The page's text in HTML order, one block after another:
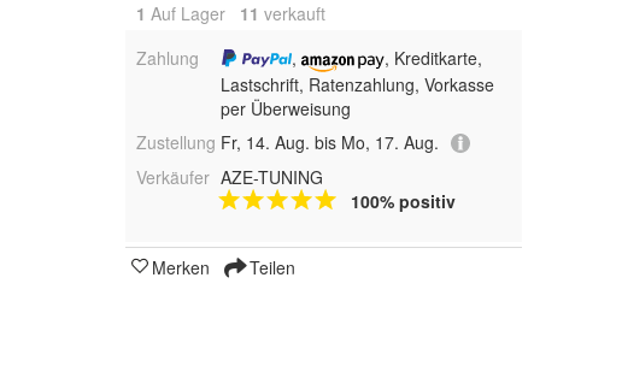
1 Auf Lager 11 verkauft
Zahlung
,
, Kreditkarte,
Lastschrift, Ratenzahlung, Vorkasse
per Überweisung
Zustellung Fr, 14. Aug. bis Mo, 17. Aug.
Verkäufer AZE-TUNING
100% positiv
Merken Teilen